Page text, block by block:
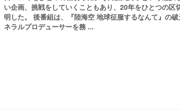
い企画、挑戦をしていくこともあり、20年をひとつの
明した。 後番組は、『陸海空 地球征服するなんて』の
ネラルプロデューサーを務 ...